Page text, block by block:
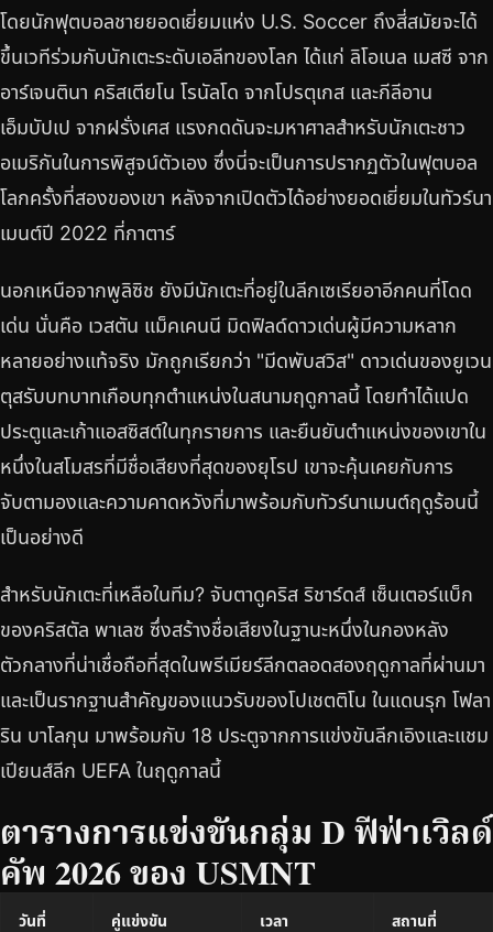
โดยนักฟุตบอลชายยอดเยี่ยมแห่ง U.S. Soccer ถึงสี่สมัยจะได้
ขึ้นเวทีร่วมกับนักเตะระดับเอลีทของโลก ได้แก่ ลิโอเนล เมสซี จาก
อาร์เจนตินา คริสเตียโน โรนัลโด จากโปรตุเกส และกีลีอาน
เอ็มบัปเป จากฝรั่งเศส แรงกดดันจะมหาศาลสำหรับนักเตะชาว
อเมริกันในการพิสูจน์ตัวเอง ซึ่งนี่จะเป็นการปรากฏตัวในฟุตบอล
โลกครั้งที่สองของเขา หลังจากเปิดตัวได้อย่างยอดเยี่ยมในทัวร์นา
เมนต์ปี 2022 ที่กาตาร์
นอกเหนือจากพูลิซิช ยังมีนักเตะที่อยู่ในลีกเซเรียอาอีกคนที่โดด
เด่น นั่นคือ เวสตัน แม็คเคนนี มิดฟิลด์ดาวเด่นผู้มีความหลาก
หลายอย่างแท้จริง มักถูกเรียกว่า "มีดพับสวิส" ดาวเด่นของยูเวน
ตุสรับบทบาทเกือบทุกตำแหน่งในสนามฤดูกาลนี้ โดยทำได้แปด
ประตูและเก้าแอสซิสต์ในทุกรายการ และยืนยันตำแหน่งของเขาใน
หนึ่งในสโมสรที่มีชื่อเสียงที่สุดของยุโรป เขาจะคุ้นเคยกับการ
จับตามองและความคาดหวังที่มาพร้อมกับทัวร์นาเมนต์ฤดูร้อนนี้
เป็นอย่างดี
สำหรับนักเตะที่เหลือในทีม? จับตาดูคริส ริชาร์ดส์ เซ็นเตอร์แบ็ก
ของคริสตัล พาเลซ ซึ่งสร้างชื่อเสียงในฐานะหนึ่งในกองหลัง
ตัวกลางที่น่าเชื่อถือที่สุดในพรีเมียร์ลีกตลอดสองฤดูกาลที่ผ่านมา
และเป็นรากฐานสำคัญของแนวรับของโปเชตติโน ในแดนรุก โฟลา
ริน บาโลกุน มาพร้อมกับ 18 ประตูจากการแข่งขันลีกเอิงและแชม
เปียนส์ลีก UEFA ในฤดูกาลนี้
ตารางการแข่งขันกลุ่ม D ฟีฟ่าเวิลด์
คัพ 2026 ของ USMNT
วันที่ คู่แข่งขัน เวลา สถานที่